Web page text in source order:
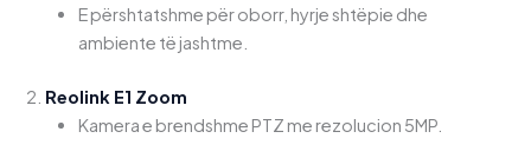
E përshtatshme për oborr, hyrje shtëpie dhe
ambiente të jashtme.
2. Reolink E1 Zoom
Kamera e brendshme PTZ me rezolucion 5MP.